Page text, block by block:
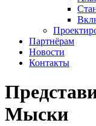
Партнёрам
Новости
Контакты
Мыски